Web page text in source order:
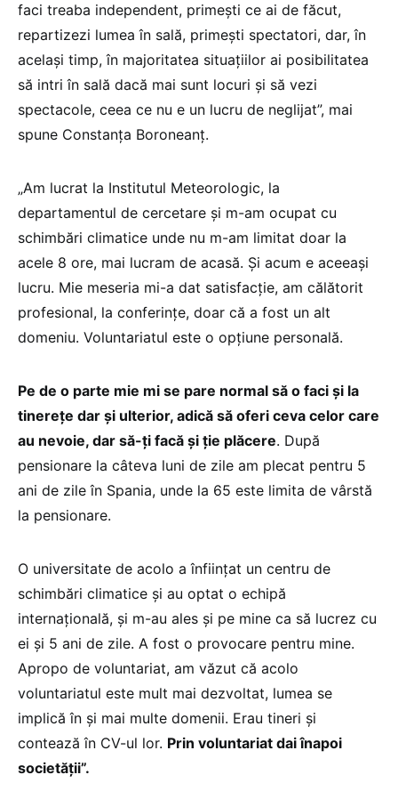
faci treaba independent, primești ce ai de făcut,
repartizezi lumea în sală, primești spectatori, dar, în
același timp, în majoritatea situațiilor ai posibilitatea
să intri în sală dacă mai sunt locuri și să vezi
spectacole, ceea ce nu e un lucru de neglijat”, mai
spune Constanța Boroneanț.
„Am lucrat la Institutul Meteorologic, la
departamentul de cercetare și m-am ocupat cu
schimbări climatice unde nu m-am limitat doar la
acele 8 ore, mai lucram de acasă. Și acum e aceeași
lucru. Mie meseria mi-a dat satisfacție, am călătorit
profesional, la conferințe, doar că a fost un alt
domeniu. Voluntariatul este o opțiune personală.
Pe de o parte mie mi se pare normal să o faci și la
tinerețe dar și ulterior, adică să oferi ceva celor care
au nevoie, dar să-ți facă și ție plăcere. După
pensionare la câteva luni de zile am plecat pentru 5
ani de zile în Spania, unde la 65 este limita de vârstă
la pensionare.
O universitate de acolo a înființat un centru de
schimbări climatice și au optat o echipă
internațională, și m-au ales și pe mine ca să lucrez cu
ei și 5 ani de zile. A fost o provocare pentru mine.
Apropo de voluntariat, am văzut că acolo
voluntariatul este mult mai dezvoltat, lumea se
implică în și mai multe domenii. Erau tineri și
contează în CV-ul lor. Prin voluntariat dai înapoi
societății”.